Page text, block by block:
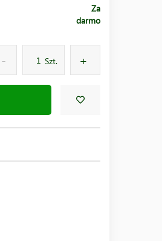
Za
darmo
Szt.